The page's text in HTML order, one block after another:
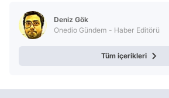
Deniz Gök
Onedio Gündem - Haber Editörü
Tüm içerikleri